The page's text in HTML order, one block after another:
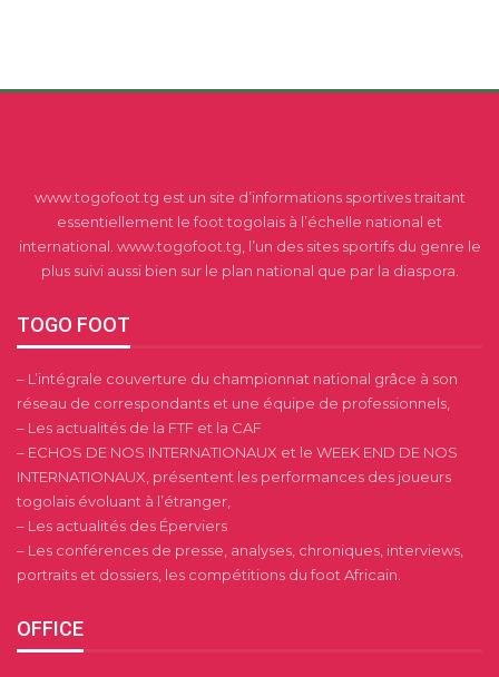
www.togofoot.tg est un site d’informations sportives traitant
essentiellement le foot togolais à l’échelle national et
international. www.togofoot.tg, l’un des sites sportifs du genre le
plus suivi aussi bien sur le plan national que par la diaspora.
TOGO FOOT
– L’intégrale couverture du championnat national grâce à son
réseau de correspondants et une équipe de professionnels,
– Les actualités de la FTF et la CAF
– ECHOS DE NOS INTERNATIONAUX et le WEEK END DE NOS
INTERNATIONAUX, présentent les performances des joueurs
togolais évoluant à l’étranger,
– Les actualités des Éperviers
– Les conférences de presse, analyses, chroniques, interviews,
portraits et dossiers, les compétitions du foot Africain.
OFFICE